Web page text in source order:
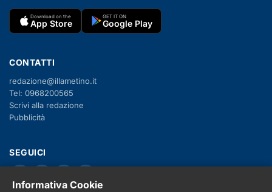
Download on the
App Store
GET IT ON
Google Play
CONTATTI
redazione@illametino.it
Tel: 0968200565
Scrivi alla redazione
Pubblicità
SEGUICI
Informativa Cookie